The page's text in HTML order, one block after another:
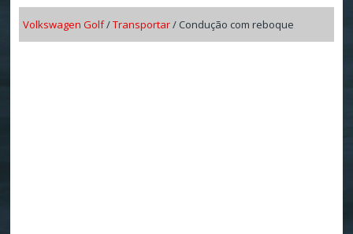
Volkswagen Golf/Transportar/ Condução com reboque